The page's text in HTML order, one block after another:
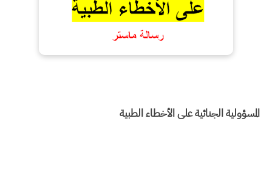
المسؤولیة الجنائیة على الأخطاء الطبیة